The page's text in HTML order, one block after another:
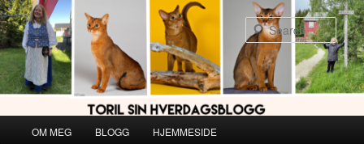
Skip
to
primary
content
Skip
to
secondary
content
OM MEG BLOGG HJEMMESIDE